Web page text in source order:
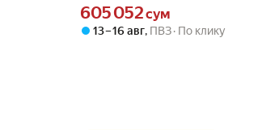
Цена 605052 сум вместо
605 052сум
13 – 16 авг, ПВЗ По клику